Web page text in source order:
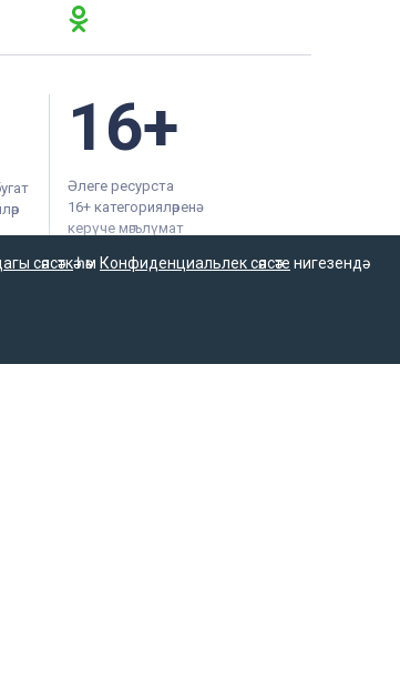
16+
Әлеге ресурста
16+ категорияләренә
керүче мәгълүмат
басма буларак теркәлгән. Массакүләм
сәясәткәһәм Конфиденциальлек сәясәте нигезендә